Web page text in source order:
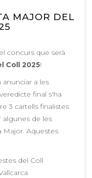
MAJOR DEL
concurs que serà
Coll 2025!
a les
final s'ha
3 cartells finalistes
de les
Major. Aquestes
del Coll